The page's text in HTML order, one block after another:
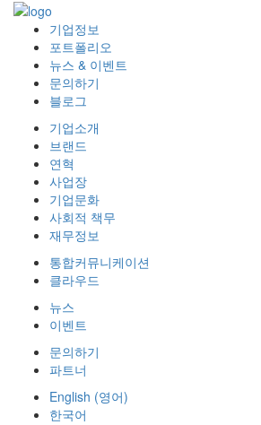
기업정보
포트폴리오
뉴스 & 이벤트
문의하기
블로그
기업소개
브랜드
연혁
사업장
기업문화
사회적 책무
재무정보
통합커뮤니케이션
클라우드
뉴스
이벤트
문의하기
파트너
English (영어)
한국어